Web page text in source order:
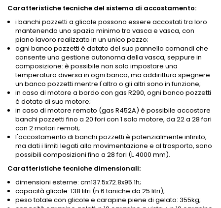
Caratteristiche tecniche del sistema di accostamento:
i banchi pozzetti a glicole possono essere accostati tra loro
mantenendo uno spazio minimo tra vasca e vasca, con
piano lavoro realizzato in un unico pezzo;
ogni banco pozzetti è dotato del suo pannello comandi che
consente una gestione autonoma della vasca, seppure in
composizione: è possibile non solo impostare una
temperatura diversa in ogni banco, ma addirittura spegnere
un banco pozzetti mentre l'altro o gli altri sono in funzione;
in caso di motore a bordo con gas R290, ogni banco pozzetti
è dotato di suo motore;
in caso di motore remoto (gas R452A) è possibile accostare
banchi pozzetti fino a 20 fori con 1 solo motore, da 22 a 28 fori
con 2 motori remoti;
l'accostamento di banchi pozzetti è potenzialmente infinito,
ma dati i limiti legati alla movimentazione e al trasporto, sono
possibili composizioni fino a 28 fori (L 4000 mm).
Caratteristiche tecniche dimensionali:
dimensioni esterne: cm137.5x72.8x95.1h;
capacità glicole: 138 litri (n.6 taniche da 25 litri);
peso totale con glicole e carapine piene di gelato: 355kg;